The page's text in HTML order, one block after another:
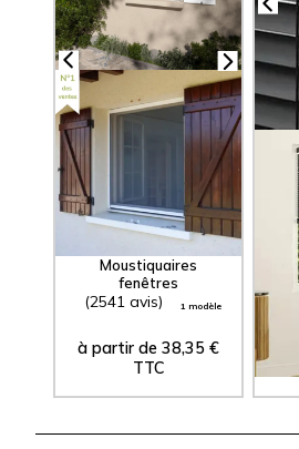
Moustiquaires
fenêtres
(2541 avis) 1 modèle
à partir de 38,35€
TTC